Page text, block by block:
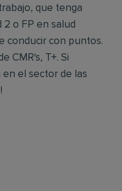
que tenga
o FP en salud
conducir con puntos.
CMR's, T+. Si
el sector de las